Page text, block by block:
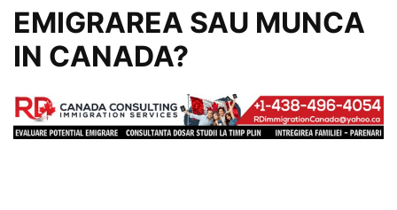
EMIGRAREA SAU MUNCA
IN CANADA?